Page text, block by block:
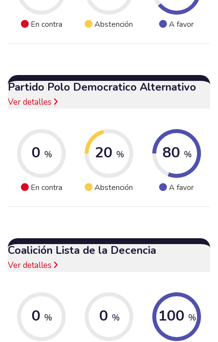
En contra Abstención A favor
Partido Polo Democratico Alternativo
Ver detalles
0 %
En contra
20 %
Abstención
80 %
A favor
Coalición Lista de la Decencia
Ver detalles
0 % 0 % 100 %